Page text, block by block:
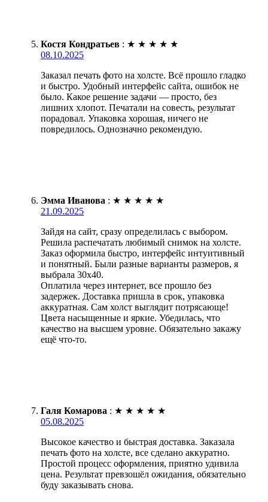
Костя Кондратьев : ★ ★ ★ ★ ★
08.10.2025
Заказал печать фото на холсте. Всё прошло гладко
и быстро. Удобный интерфейс сайта, ошибок не
было. Какое решение задачи — просто, без
лишних хлопот. Печатали на совесть, результат
порадовал. Упаковка хорошая, ничего не
повредилось. Однозначно рекомендую.
Эмма Иванова : ★ ★ ★ ★ ★
21.09.2025
Зайдя на сайт, сразу определилась с выбором.
Решила распечатать любимый снимок на холсте.
Заказ оформила быстро, интерфейс интуитивный
и понятный. Были разные варианты размеров, я
выбрала 30х40.
Оплатила через интернет, все прошло без
задержек. Доставка пришла в срок, упаковка
аккуратная. Сам холст выглядит потрясающе!
Цвета насыщенные и яркие. Убедилась, что
качество на высшем уровне. Обязательно закажу
ещё что-то.
Галя Комарова : ★ ★ ★ ★ ★
05.08.2025
Высокое качество и быстрая доставка. Заказала
печать фото на холсте, все сделано аккуратно.
Простой процесс оформления, приятно удивила
цена. Результат превзошёл ожидания, обязательно
буду заказывать снова.